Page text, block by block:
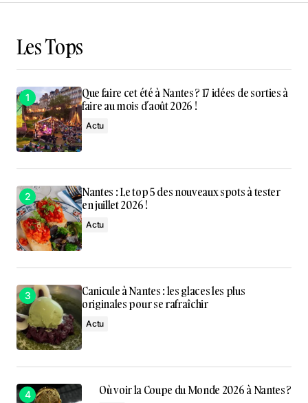
Les Tops
Que faire cet été à Nantes ? 17 idées de sorties à
faire au mois d’août 2026 !
Actu
Nantes : Le top 5 des nouveaux spots à tester
en juillet 2026 !
Actu
Canicule à Nantes : les glaces les plus
originales pour se rafraîchir
Actu
Où voir la Coupe du Monde 2026 à Nantes ?